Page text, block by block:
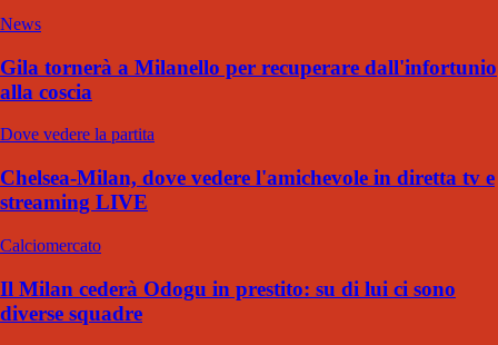
News
Gila tornerà a Milanello per recuperare dall'infortunio
alla coscia
Dove vedere la partita
Chelsea-Milan, dove vedere l'amichevole in diretta tv e
streaming LIVE
Calciomercato
Il Milan cederà Odogu in prestito: su di lui ci sono
diverse squadre